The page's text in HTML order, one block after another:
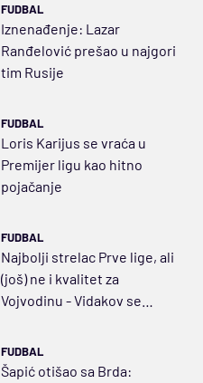
FUDBAL
Iznenađenje: Lazar
Ranđelović prešao u najgori
tim Rusije
FUDBAL
Loris Karijus se vraća u
Premijer ligu kao hitno
pojačanje
FUDBAL
Najbolji strelac Prve lige, ali
(još) ne i kvalitet za
Vojvodinu - Vidakov se
FUDBAL
Šapić otišao sa Brda: